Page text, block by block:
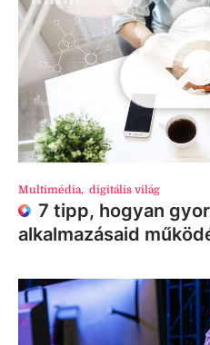
Multimédia, digitális világ
7 tipp, hogyan
alkalmazásaid